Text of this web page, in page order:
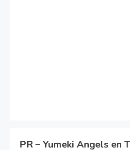
PR – Yumeki Angels en